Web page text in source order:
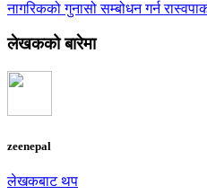
नागरिकको गुनासो सम्बोधन गर्न
लेखकको बारेमा
zeenepal
लेखकबाट थप